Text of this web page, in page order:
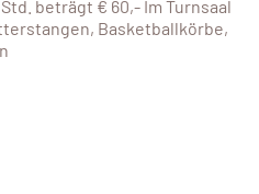
beträgt € 60,- Im Turnsaal
Basketballkörbe,